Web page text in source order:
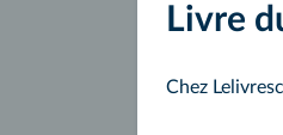
Livre
Chez